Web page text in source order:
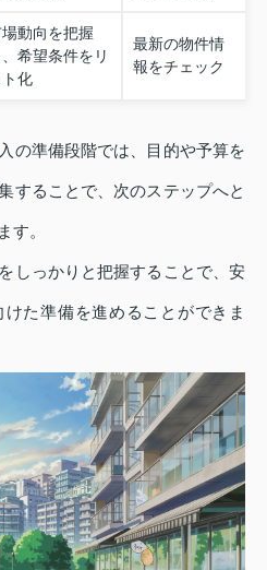
動向を把握
、希望条件をリ
ト化
最新の物件情
報をチェック
の準備段階では、目的や予算を
することで、次のステップへと
す。
しっかりと把握することで、安
た準備を進めることができま